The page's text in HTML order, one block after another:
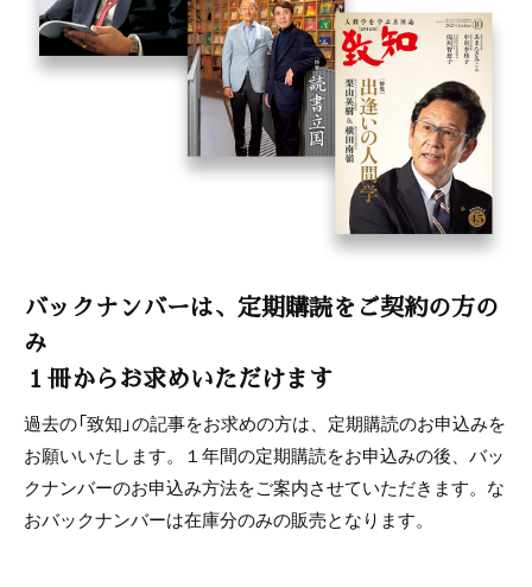
バックナンバーは、定期購読をご契約の方の
み
１冊からお求めいただけます
過去の「致知」の記事をお求めの方は、定期購読のお申込みを
お願いいたします。１年間の定期購読をお申込みの後、バッ
クナンバーのお申込み方法をご案内させていただきます。な
おバックナンバーは在庫分のみの販売となります。